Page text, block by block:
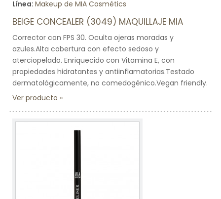
Línea: Makeup de MIA Cosmétics
BEIGE CONCEALER (3049) MAQUILLAJE MIA
Corrector con FPS 30. Oculta ojeras moradas y
azules.Alta cobertura con efecto sedoso y
aterciopelado. Enriquecido con Vitamina E, con
propiedades hidratantes y antiinflamatorias.Testado
dermatológicamente, no comedogénico.Vegan friendly.
Ver producto